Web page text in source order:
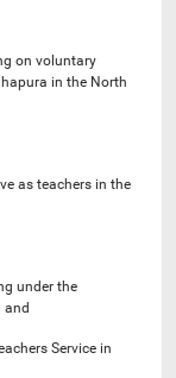
on voluntary
in the North
as teachers in the
under the
and
Service in